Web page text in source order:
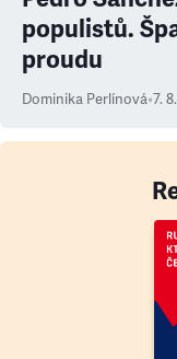
populistů.
proudu
Dominika Perlínová•7.